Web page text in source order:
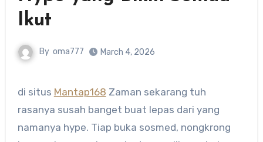
Ikut
By oma777 March 4, 2026
di situs Mantap168 Zaman sekarang tuh
rasanya susah banget buat lepas dari yang
namanya hype. Tiap buka sosmed, nongkrong